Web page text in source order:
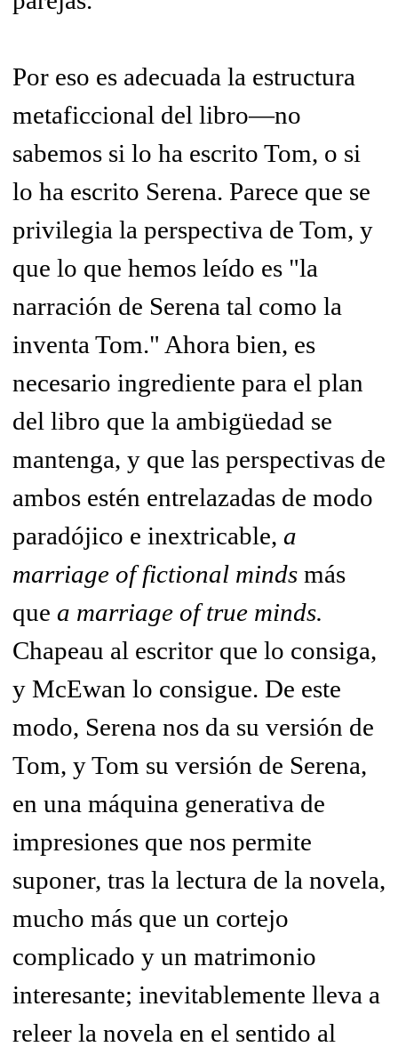
Por eso es adecuada la estructura
metaficcional del libro—no
sabemos si lo ha escrito Tom, o si
lo ha escrito Serena. Parece que se
privilegia la perspectiva de Tom, y
que lo que hemos leído es "la
narración de Serena tal como la
inventa Tom." Ahora bien, es
necesario ingrediente para el plan
del libro que la ambigüedad se
mantenga, y que las perspectivas de
ambos estén entrelazadas de modo
paradójico e inextricable, a
marriage of fictional minds más
que a marriage of true minds.
Chapeau al escritor que lo consiga,
y McEwan lo consigue. De este
modo, Serena nos da su versión de
Tom, y Tom su versión de Serena,
en una máquina generativa de
impresiones que nos permite
suponer, tras la lectura de la novela,
mucho más que un cortejo
complicado y un matrimonio
interesante; inevitablemente lleva a
releer la novela en el sentido al